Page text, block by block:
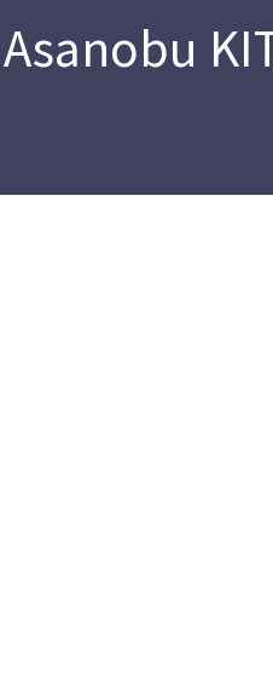
Asanobu